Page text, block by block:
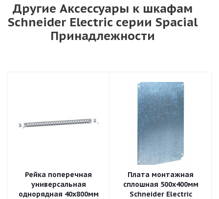
Другие Аксессуары к шкафам
Schneider Electric серии Spacial
Принадлежности
Рейка поперечная
универсальная
однорядная 40х800мм
Плата монтажная
сплошная 500х400мм
Schneider Electric